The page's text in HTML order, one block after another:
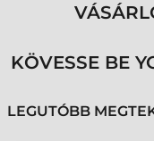
KÖVESSE BE
LEGUTÓBB